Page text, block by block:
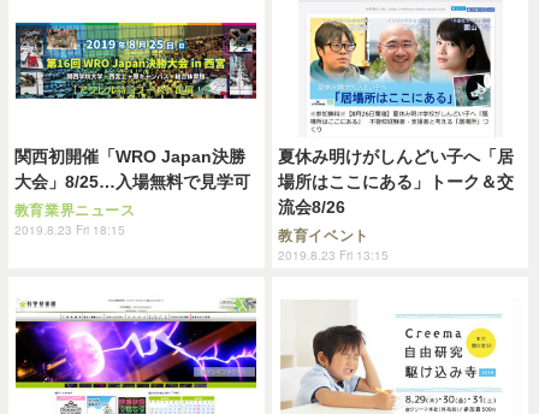
関西初開催「WRO Japan決勝
大会」8/25…入場無料で見学可
教育業界ニュース
2019.8.23 Fri 18:15
夏休み明けがしんどい子へ「居
場所はここにある」トーク＆交
流会8/26
教育イベント
2019.8.23 Fri 13:15